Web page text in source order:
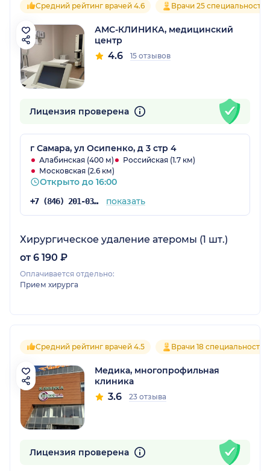
Средний рейтинг врачей 4.6 Врачи 25 специальностей
АМС-КЛИНИКА, медицинский
центр
4.6 15 отзывов
Лицензия проверена
г Самара, ул Осипенко, д 3 стр 4
Алабинская (400 м)
Российская (1.7 км)
Московская (2.6 км)
Открыто до 16:00
+7 (846) 201-03-05 показать
Хирургическое удаление атеромы (1 шт.)
от 6 190 ₽
Оплачивается отдельно:
Прием хирурга
Средний рейтинг врачей 4.5 Врачи 18 специальностей
Медика, многопрофильная
клиника
3.6 23 отзыва
Лицензия проверена